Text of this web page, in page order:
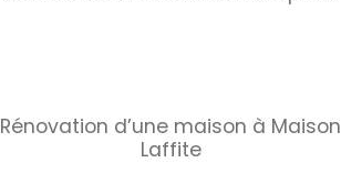
Rénovation d’une maison à Maison
Laffite